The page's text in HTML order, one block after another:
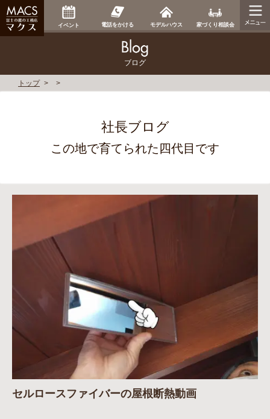
イベント 電話をかける モデルハウス 家づくり相談会
ブログ
トップ
社長ブログ
この地で育てられた四代目です
セルロースファイバーの屋根断熱動画